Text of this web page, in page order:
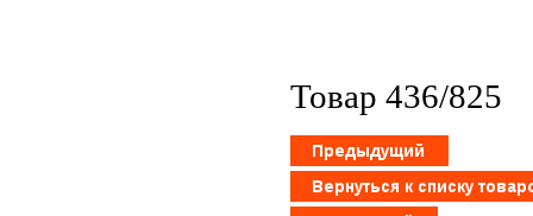
Товар 436/825